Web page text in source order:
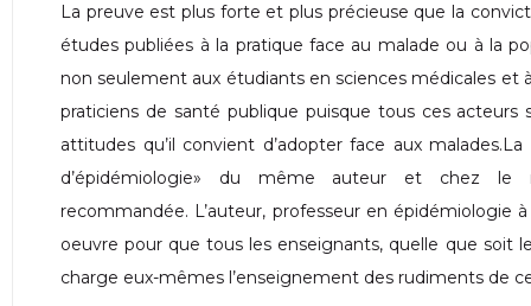
La preuve est plus forte et plus précieuse que la
études publiées à la pratique face au malade ou à la
non seulement aux étudiants en sciences médicales et
praticiens de santé publique puisque tous ces acteurs
attitudes qu’il convient d’adopter face aux
d’épidémiologie» du même auteur et chez
recommandée. L’auteur, professeur en épidémiologie
oeuvre pour que tous les enseignants, quelle que soit
charge eux-mêmes l’enseignement des rudiments de